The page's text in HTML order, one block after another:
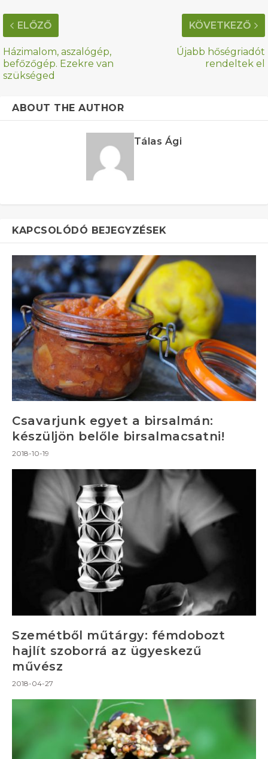
ELŐZŐ
Házimalom, aszalógép,
befőzőgép. Ezekre van
szükséged
KÖVETKEZŐ
Újabb hőségriadót
rendeltek el
ABOUT THE AUTHOR
Tálas Ági
KAPCSOLÓDÓ BEJEGYZÉSEK
Csavarjunk egyet a birsalmán:
készüljön belőle birsalmacsatni!
2018-10-19
Szemétből műtárgy: fémdobozt
hajlít szoborrá az ügyeskezű
művész
2018-04-27